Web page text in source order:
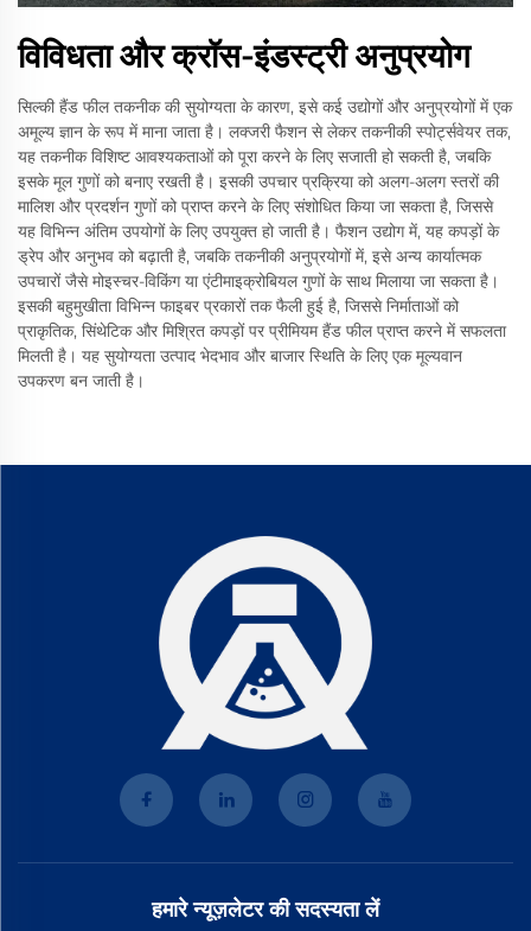
विविधता और क्रॉस-इंडस्ट्री अनुप्रयोग
सिल्की हैंड फील तकनीक की सुयोग्यता के कारण, इसे कई उद्योगों और अनुप्रयोगों में एक
अमूल्य ज्ञान के रूप में माना जाता है। लक्जरी फैशन से लेकर तकनीकी स्पोर्ट्सवेयर तक,
यह तकनीक विशिष्ट आवश्यकताओं को पूरा करने के लिए सजाती हो सकती है, जबकि
इसके मूल गुणों को बनाए रखती है। इसकी उपचार प्रक्रिया को अलग-अलग स्तरों की
मालिश और प्रदर्शन गुणों को प्राप्त करने के लिए संशोधित किया जा सकता है, जिससे
यह विभिन्न अंतिम उपयोगों के लिए उपयुक्त हो जाती है। फैशन उद्योग में, यह कपड़ों के
ड्रेप और अनुभव को बढ़ाती है, जबकि तकनीकी अनुप्रयोगों में, इसे अन्य कार्यात्मक
उपचारों जैसे मोइस्चर-विकिंग या एंटीमाइक्रोबियल गुणों के साथ मिलाया जा सकता है।
इसकी बहुमुखीता विभिन्न फाइबर प्रकारों तक फैली हुई है, जिससे निर्माताओं को
प्राकृतिक, सिंथेटिक और मिश्रित कपड़ों पर प्रीमियम हैंड फील प्राप्त करने में सफलता
मिलती है। यह सुयोग्यता उत्पाद भेदभाव और बाजार स्थिति के लिए एक मूल्यवान
उपकरण बन जाती है।
हमारे न्यूज़लेटर की सदस्यता लें